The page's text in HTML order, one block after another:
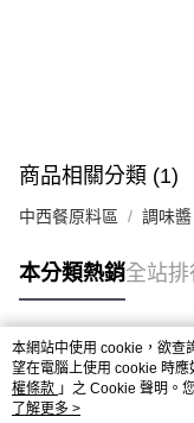
是否繳費成功／繳費後
https://
https://aftee.tw/terms/
「AFTEE先享後付」，若
４．使用「AFTEE先享後
時審查核予不同之上限額
５．嚴禁一人註冊多個帳
恩沛科技股份有限公司將
付款後7-11取貨-重量
宅配-新竹物流
每筆NT$150，滿
離島客戶-中華郵政
商品相關分類 (1)
中西餐原料區 調味醬
本分類熱銷全站排
熱門標籤
本網站中使用 cookie，欲查
望在電腦上使用 cookie 時
權條款 」之 Cookie 聲明。
用條款之 Cookie 聲明使用
了解更多 >